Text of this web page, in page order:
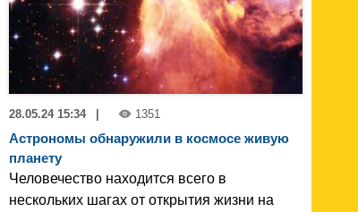
28.05.24 15:34 | 1351
Астрономы обнаружили в космосе живую
планету
Человечество находится всего в
нескольких шагах от открытия жизни на